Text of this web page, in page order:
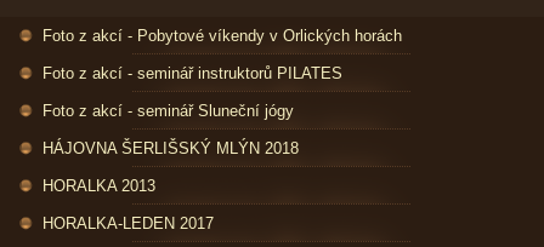
Foto z akcí - Pobytové víkendy v Orlických horách
Foto z akcí - seminář instruktorů PILATES
Foto z akcí - seminář Sluneční jógy
HÁJOVNA ŠERLIŠSKÝ MLÝN 2018
HORALKA 2013
HORALKA-LEDEN 2017